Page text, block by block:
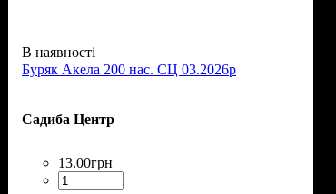
В наявності
Буряк Акела 200 нас. СЦ 03.2026р
Садиба Центр
13.00грн